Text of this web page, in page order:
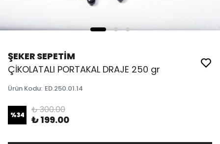
ŞEKER SEPETİM
ÇİKOLATALI PORTAKAL DRAJE 250 gr
Ürün Kodu: ED.250.01.14
%34 ₺ 300.00
₺ 199.00